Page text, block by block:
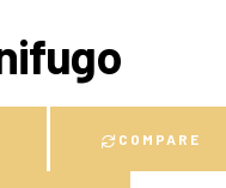
COMPARE